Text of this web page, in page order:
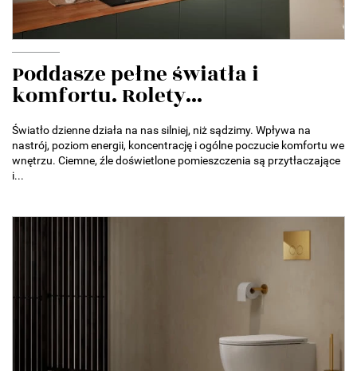
Poddasze pełne światła i
komfortu. Rolety...
Światło dzienne działa na nas silniej, niż sądzimy. Wpływa na
nastrój, poziom energii, koncentrację i ogólne poczucie komfortu we
wnętrzu. Ciemne, źle doświetlone pomieszczenia są przytłaczające
i...